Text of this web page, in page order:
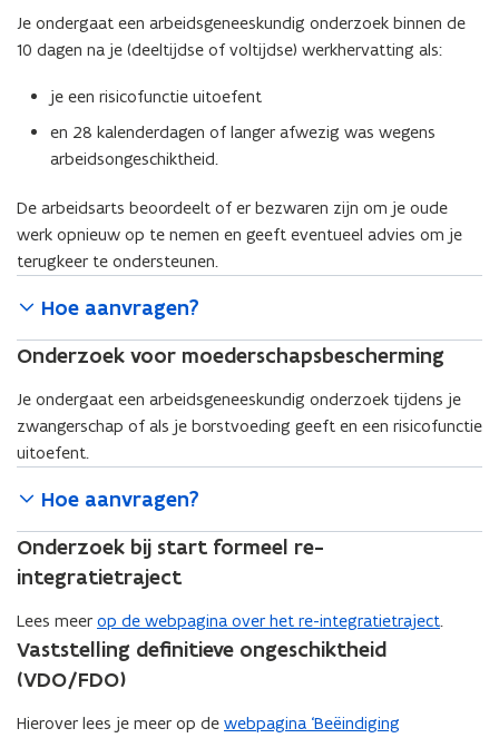
Je ondergaat een arbeidsgeneeskundig onderzoek binnen de
10 dagen na je (deeltijdse of voltijdse) werkhervatting als:
je een risicofunctie uitoefent
en 28 kalenderdagen of langer afwezig was wegens
arbeidsongeschiktheid.
De arbeidsarts beoordeelt of er bezwaren zijn om je oude
werk opnieuw op te nemen en geeft eventueel advies om je
terugkeer te ondersteunen.
Hoe aanvragen?
Onderzoek voor moederschapsbescherming
Je ondergaat een arbeidsgeneeskundig onderzoek tijdens je
zwangerschap of als je borstvoeding geeft en een risicofunctie
uitoefent.
Hoe aanvragen?
Onderzoek bij start formeel re-
integratietraject
Lees meer op de webpagina over het re-integratietraject.
Vaststelling definitieve ongeschiktheid
(VDO/FDO)
Hierover lees je meer op de webpagina ‘Beëindiging